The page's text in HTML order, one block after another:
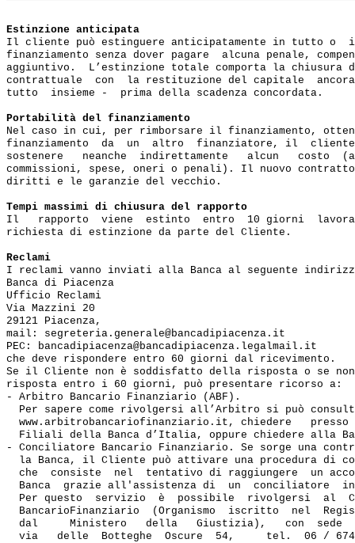
Estinzione anticipata
Il cliente può estinguere anticipatamente in tutto
finanziamento senza dover pagare  alcuna penale,
aggiuntivo.  L’estinzione totale comporta la chiusura
contrattuale  con  la restituzione del capitale
tutto  insieme -  prima della scadenza concordata.
Portabilità del finanziamento
Nel caso in cui, per rimborsare il finanziamento,
finanziamento  da  un  altro  finanziatore, il
sostenere   neanche  indirettamente   alcun   costo
commissioni, spese, oneri o penali). Il nuovo
diritti e le garanzie del vecchio.
Tempi massimi di chiusura del rapporto
Il   rapporto  viene  estinto  entro  10 giorni
richiesta di estinzione da parte del Cliente.
Reclami
I reclami vanno inviati alla Banca al seguente
Banca di Piacenza
Ufficio Reclami
Via Mazzini 20
29121 Piacenza,
mail: segreteria.generale@bancadipiacenza.it
PEC: bancadipiacenza@bancadipiacenza.legalmail.it
che deve rispondere entro 60 giorni dal ricevimento.
Se il Cliente non è soddisfatto della risposta o se
risposta entro i 60 giorni, può presentare ricorso a:
- Arbitro Bancario Finanziario (ABF).
Per sapere come rivolgersi all’Arbitro si può
www.arbitrobancariofinanziario.it, chiedere   presso
Filiali della Banca d’Italia, oppure chiedere alla
- Conciliatore Bancario Finanziario. Se sorge una
la Banca, il Cliente può attivare una procedura di
che  consiste  nel  tentativo di raggiungere  un
Banca  grazie all'assistenza di  un  conciliatore
Per questo  servizio  è  possibile  rivolgersi  al
BancarioFinanziario  (Organismo  iscritto  nel
dal     Ministero   della   Giustizia),   con  sede
via   delle  Botteghe  Oscure  54,     tel.  06 /